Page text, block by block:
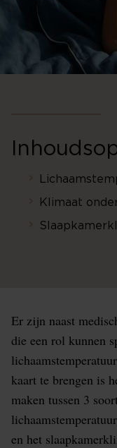
Klimaat
Er zijn naast
die een rol kunnen
kaart te brengen is
maken tussen 3
en het